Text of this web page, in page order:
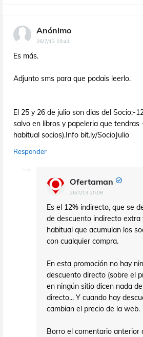
Anónimo
26/7/13 19:41
Es más.
Adjunto sms para que podais leerlo.
El 25 y 26 de julio son dias del Socio:-
salvo en libros y papeleria que tendras
habitual socios).Info bit.ly/SocioJulio
Responder
Ofertaman
26/7/13 20:08
Es el 12% indirecto, que se
de descuento indirecto extra
habitual que acumulan los
con cualquier compra.
En esta promoción no hay
descuento directo (sobre el
en ningún sitio dicen nada
directo... Y cuando hay
cambian el precio de la web.
Borro el comentario anterior